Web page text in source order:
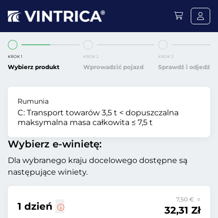
KROK 1
Wybierz produkt
KROK 2
Wprowadzić pojazd
KROK 3
Sprawdź i odjedź
Rumunia
C: Transport towarów 3,5 t < dopuszczalna
maksymalna masa całkowita ≤ 7,5 t
Wybierz e-winietę:
Dla wybranego kraju docelowego dostępne są
następujące winiety.
1 dzień
7,50 € =
32,31 Zł